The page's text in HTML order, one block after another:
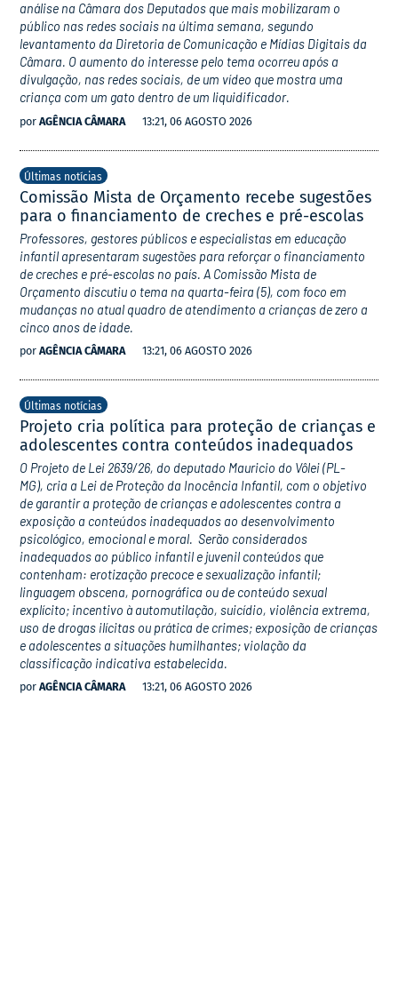
análise na Câmara dos Deputados que mais mobilizaram o
público nas redes sociais na última semana, segundo
levantamento da Diretoria de Comunicação e Mídias Digitais da
Câmara. O aumento do interesse pelo tema ocorreu após a
divulgação, nas redes sociais, de um vídeo que mostra uma
criança com um gato dentro de um liquidificador.
por AGÊNCIA CÂMARA 13:21, 06 AGOSTO 2026
Últimas notícias
Comissão Mista de Orçamento recebe sugestões
para o financiamento de creches e pré-escolas
Professores, gestores públicos e especialistas em educação
infantil apresentaram sugestões para reforçar o financiamento
de creches e pré-escolas no país. A Comissão Mista de
Orçamento discutiu o tema na quarta-feira (5), com foco em
mudanças no atual quadro de atendimento a crianças de zero a
cinco anos de idade.
por AGÊNCIA CÂMARA 13:21, 06 AGOSTO 2026
Últimas notícias
Projeto cria política para proteção de crianças e
adolescentes contra conteúdos inadequados
O Projeto de Lei 2639/26, do deputado Mauricio do Vôlei (PL-
MG), cria a Lei de Proteção da Inocência Infantil, com o objetivo
de garantir a proteção de crianças e adolescentes contra a
exposição a conteúdos inadequados ao desenvolvimento
psicológico, emocional e moral. Serão considerados
inadequados ao público infantil e juvenil conteúdos que
contenham: erotização precoce e sexualização infantil;
linguagem obscena, pornográfica ou de conteúdo sexual
explícito; incentivo à automutilação, suicídio, violência extrema,
uso de drogas ilícitas ou prática de crimes; exposição de crianças
e adolescentes a situações humilhantes; violação da
classificação indicativa estabelecida.
por AGÊNCIA CÂMARA 13:21, 06 AGOSTO 2026